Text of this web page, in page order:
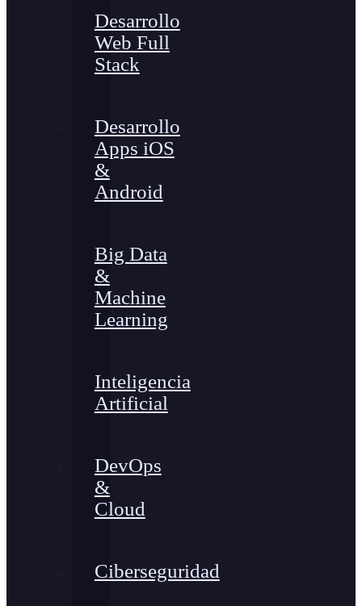
Desarrollo
Web Full
Stack
Desarrollo
Apps iOS
&
Android
Big Data
&
Machine
Learning
Inteligencia
Artificial
DevOps
&
Cloud
Ciberseguridad